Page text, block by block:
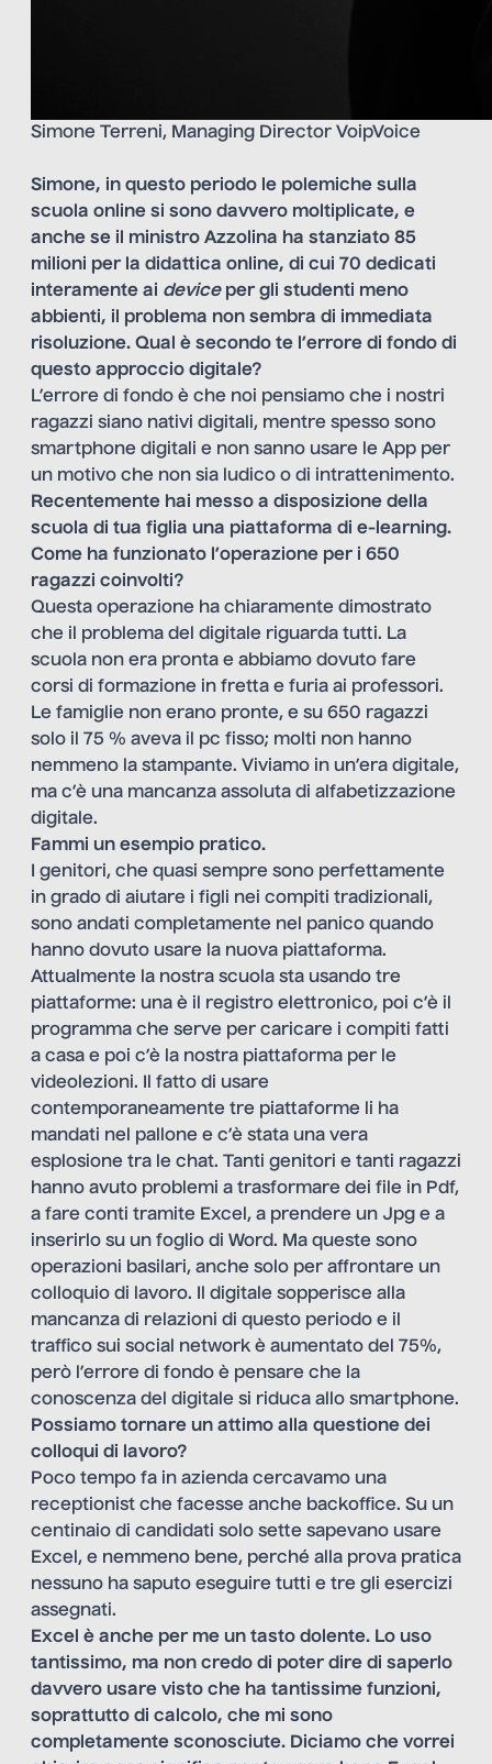
Simone Terreni, Managing Director VoipVoice
Simone, in questo periodo le polemiche sulla
scuola online si sono davvero moltiplicate, e
anche se il ministro Azzolina ha stanziato 85
milioni per la didattica online, di cui 70 dedicati
interamente ai deviceper gli studenti meno
abbienti, il problema non sembra di immediata
risoluzione. Qual è secondo te l’errore di fondo di
questo approccio digitale?
L’errore di fondo è che noi pensiamo che i nostri
ragazzi siano nativi digitali, mentre spesso sono
smartphone digitali e non sanno usare le App per
un motivo che non sia ludico o di intrattenimento.
Recentemente hai messo a disposizione della
scuola di tua figlia una piattaforma di e-learning.
Come ha funzionato l’operazione per i 650
ragazzi coinvolti?
Questa operazione ha chiaramente dimostrato
che il problema del digitale riguarda tutti. La
scuola non era pronta e abbiamo dovuto fare
corsi di formazione in fretta e furia ai professori.
Le famiglie non erano pronte, e su 650 ragazzi
solo il 75 % aveva il pc fisso; molti non hanno
nemmeno la stampante. Viviamo in un’era digitale,
ma c’è una mancanza assoluta di alfabetizzazione
digitale.
Fammi un esempio pratico.
I genitori, che quasi sempre sono perfettamente
in grado di aiutare i figli nei compiti tradizionali,
sono andati completamente nel panico quando
hanno dovuto usare la nuova piattaforma.
Attualmente la nostra scuola sta usando tre
piattaforme: una è il registro elettronico, poi c’è il
programma che serve per caricare i compiti fatti
a casa e poi c’è la nostra piattaforma per le
videolezioni. Il fatto di usare
contemporaneamente tre piattaforme li ha
mandati nel pallone e c’è stata una vera
esplosione tra le chat. Tanti genitori e tanti ragazzi
hanno avuto problemi a trasformare dei file in Pdf,
a fare conti tramite Excel, a prendere un Jpg e a
inserirlo su un foglio di Word. Ma queste sono
operazioni basilari, anche solo per affrontare un
colloquio di lavoro. Il digitale sopperisce alla
mancanza di relazioni di questo periodo e il
traffico sui social network è aumentato del 75%,
però l’errore di fondo è pensare che la
conoscenza del digitale si riduca allo smartphone.
Possiamo tornare un attimo alla questione dei
colloqui di lavoro?
Poco tempo fa in azienda cercavamo una
receptionist che facesse anche backoffice. Su un
centinaio di candidati solo sette sapevano usare
Excel, e nemmeno bene, perché alla prova pratica
nessuno ha saputo eseguire tutti e tre gli esercizi
assegnati.
Excel è anche per me un tasto dolente. Lo uso
tantissimo, ma non credo di poter dire di saperlo
davvero usare visto che ha tantissime funzioni,
soprattutto di calcolo, che mi sono
completamente sconosciute. Diciamo che vorrei